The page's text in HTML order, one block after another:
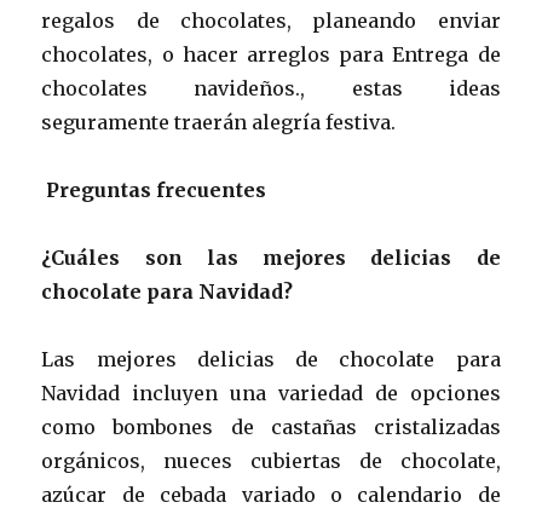
regalos de chocolates, planeando enviar
chocolates, o hacer arreglos para Entrega de
chocolates navideños., estas ideas
seguramente traerán alegría festiva.
Preguntas frecuentes
¿Cuáles son las mejores delicias de
chocolate para Navidad?
Las mejores delicias de chocolate para
Navidad incluyen una variedad de opciones
como bombones de castañas cristalizadas
orgánicos, nueces cubiertas de chocolate,
azúcar de cebada variado o calendario de